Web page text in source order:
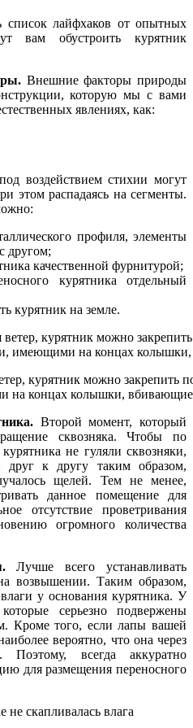
список лайфхаков от опытных
вам обустроить курятник
Внешние факторы природы
которую мы с вами
явлениях, как:
воздействием стихии могут
этом распадаясь на сегменты.
профиля, элементы
другом;
качественной фурнитурой;
курятника отдельный
курятник на земле.
курятник можно закрепить
на концах колышки,
Второй момент, который
сквозняка. Чтобы по
не гуляли сквозняки,
друг к другу таким образом,
щелей. Тем не менее,
данное помещение для
отсутствие проветривания
огромного количества
Лучше всего устанавливать
возвышении. Таким образом,
у основания курятника. У
серьезно подвержены
Кроме того, если лапы вашей
вероятно, что она через
Поэтому, всегда аккуратно
для размещения переносного